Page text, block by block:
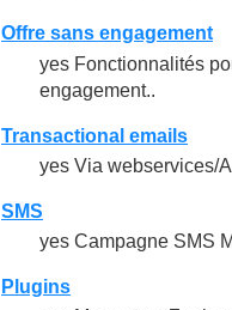
Offre sans engagement
yes Fonctionnalités
engagement..
Transactional emails
yes Via webservices/
SMS
yes Campagne SMS
Plugins